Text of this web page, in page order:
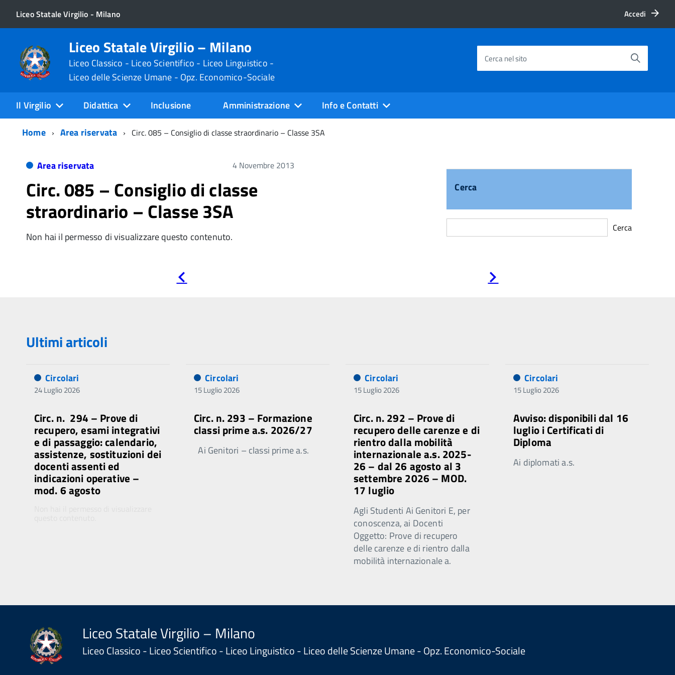
Liceo Statale Virgilio - Milano Accedi
Liceo Statale Virgilio – Milano
Liceo Classico - Liceo Scientifico - Liceo Linguistico -
Liceo delle Scienze Umane - Opz. Economico-Sociale
Cerca nel sito
Il Virgilio Didattica Inclusione Amministrazione
Info e Contatti
Home
Area riservata Circ. 085 – Consiglio di classe straordinario – Classe 3SA
Area riservata 4 Novembre 2013
Circ. 085 – Consiglio di classe
straordinario – Classe 3SA
Non hai il permesso di visualizzare questo contenuto.
Cerca
Cerca
precedente successiva
Ultimi articoli
Circolari
24 Luglio 2026
Circ. n. 294 – Prove di
recupero, esami integrativi
e di passaggio: calendario,
assistenze, sostituzioni dei
docenti assenti ed
indicazioni operative –
mod. 6 agosto
Circolari
15 Luglio 2026
Circ. n. 293 – Formazione
classi prime a.s. 2026/27
Ai Genitori – classi prime a.s.
Circolari
15 Luglio 2026
Circ. n. 292 – Prove di
recupero delle carenze e di
rientro dalla mobilità
internazionale a.s. 2025-
26 – dal 26 agosto al 3
settembre 2026 – MOD.
17 luglio
Agli Studenti Ai Genitori E, per
conoscenza, ai Docenti
Oggetto: Prove di recupero
delle carenze e di rientro dalla
mobilità internazionale a.
Circolari
15 Luglio 2026
Avviso: disponibili dal 16
luglio i Certificati di
Diploma
Ai diplomati a.s.
Liceo Statale Virgilio – Milano
Liceo Classico - Liceo Scientifico - Liceo Linguistico - Liceo delle Scienze Umane - Opz. Economico-Sociale